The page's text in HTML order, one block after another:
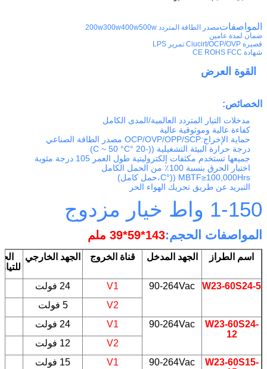
المواصفاتمصدر الطاقة المتردد 200w300w400w500w
ضمان لمدة عامين
قصيرة Ciucirt/OCP/OVP تمرير LPS
شهادة CE ROHS FCC
القوة العرض
الخصائص:
مدخلات التيار المتردد العالمية/المدى الكامل
كفاءة عالية وموثوقية عالية
حماية الإخراج:OCP/OVP/OPP/SCP مصدر الطاقة الصناعي
درجة حرارة البيئة التشغيلية ((-20 °C ~ 50 °C)
جميعها تستخدم مكثفات إلكتروليتية طول العمر 105 درجة مئوية
اختبار الحرق بنسبة 100٪ من الحمل الكامل
MBTF≥100,000Hrs ((°C،حمل كامل)
التبريد عن طريق تحريك الهواء الحر
1-150 واط خيار مزدوج
المواصفات الحجم:143*59*39 ملم
اسم الطراز الجهد المدخل قناة الخروج الجهد الخارجي
W23-60S24-5
90-264Vac
V1 24 فولت
V2
5 فولت
W23-60S24-
12
90-264Vac
V1 24 فولت
V2
12 فولت
W23-60S15-
90-264Vac
V1 15 فولت